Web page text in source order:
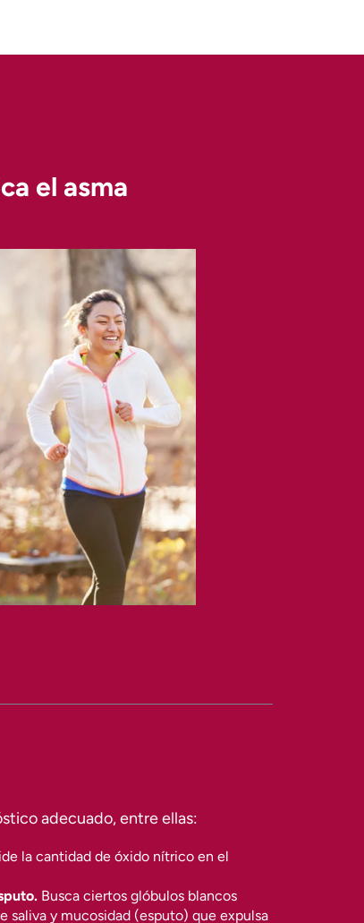
el asma
adecuado, entre ellas:
la cantidad de óxido nítrico en el
Busca ciertos glóbulos blancos
saliva y mucosidad (esputo) que expulsa